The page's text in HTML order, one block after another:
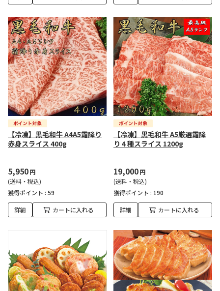
【冷凍】黒毛和牛 A4A5霜降り
赤身スライス 400g
5,950円
(送料・税込)
獲得ポイント : 59
詳細 カートに入れる
【冷凍】黒毛和牛 A5厳選霜降
り４種スライス 1200g
19,000円
(送料・税込)
獲得ポイント : 190
詳細 カートに入れる